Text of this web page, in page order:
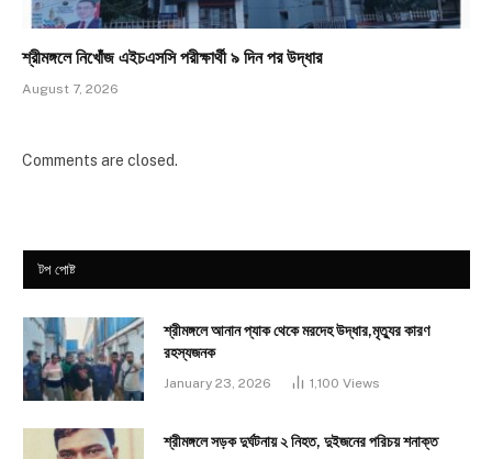
শ্রীমঙ্গলে নিখোঁজ এইচএসসি পরীক্ষার্থী ৯ দিন পর উদ্ধার
August 7, 2026
Comments are closed.
টপ পোষ্ট
শ্রীমঙ্গলে আনান প্যাক থেকে মরদেহ উদ্ধার,মৃত্যুর কারণ
রহস্যজনক
January 23, 2026 1,100 Views
শ্রীমঙ্গলে সড়ক দুর্ঘটনায় ২ নিহত, দুইজনের পরিচয় শনাক্ত